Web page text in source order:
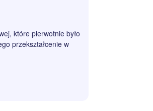
które pierwotnie było
przekształcenie w